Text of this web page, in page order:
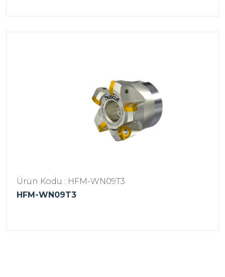
Ürün Kodu : HFM-WN09T3
HFM-WN09T3